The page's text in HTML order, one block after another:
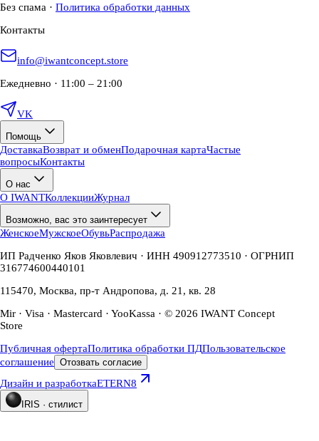
Без спама · Политика обработки данных
Контакты
info@iwantconcept.store
Ежедневно · 11:00 – 21:00
VK
Помощь
ДоставкаВозврат и обменПодарочная картаЧастые
вопросыКонтакты
О нас
О IWANTКоллекцииЖурнал
Возможно, вас это заинтересует
ЖенскоеМужскоеОбувьРаспродажа
ИП Радченко Яков Яковлевич · ИНН 490912773510 · ОГРНИП
316774600440101
115470, Москва, пр-т Андропова, д. 21, кв. 28
Mir · Visa · Mastercard · YooKassa · © 2026 IWANT Concept
Store
Публичная офертаПолитика обработки ПДПользовательское
соглашение Отозвать согласие
Дизайн и разработкаETERN8
IRIS · стилист